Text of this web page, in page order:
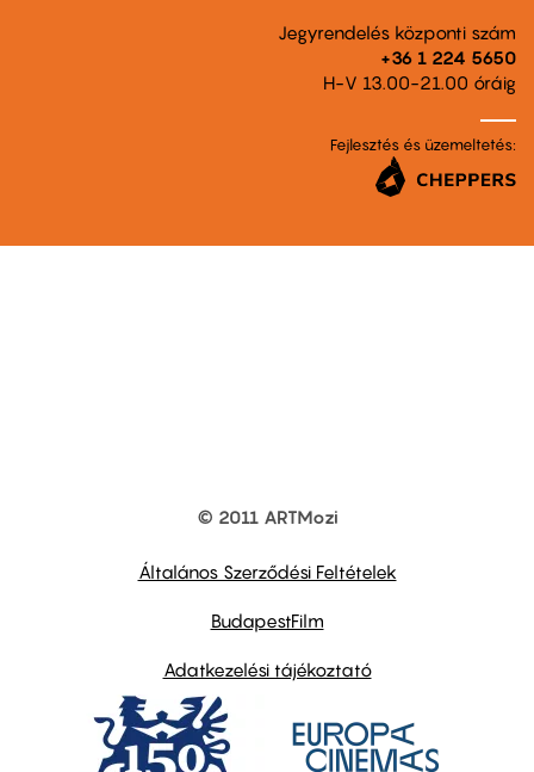
Jegyrendelés központi szám
+36 1 224 5650
H-V 13.00-21.00 óráig
Fejlesztés és üzemeltetés:
© 2011 ARTMozi
Általános Szerződési Feltételek
BudapestFilm
Adatkezelési tájékoztató